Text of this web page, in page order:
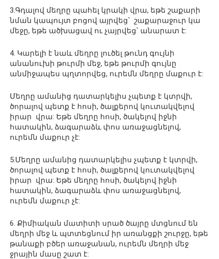
3.Գդալով մեղրը պահել կրակի վրա, եթե շաքարի
նման կապույտ բոցով այրվեց՝ շաքարաջուր կա
մեջը, եթե ածխացավ ու չայրվեց՝ անարատ է:
4. Կարելի է նաև մեղրը լուծել թունդ գույնի
անանուխի թուրմի մեջ, եթե թուրմի գույնը
անմիջապես պղտորվեց, ուրեմն մեղրը մաքուր է:
Մեղրը ամանից դատարկելիս չպետք է կտրվի,
ծորալով պետք է հոսի, ծալքերով կուտակվելով
իրար վրա: Եթե մեղրը հոսի, ծակելով իջնի
հատակին, ձագարաձև փոս առաջացնելով,
ուրեմն մաքուր չէ:
5.Մեղրը ամանից դատարկելիս չպետք է կտրվի,
ծորալով պետք է հոսի, ծալքերով կուտակվելով
իրար վրա: Եթե մեղրը հոսի, ծակելով իջնի
հատակին, ձագարաձև փոս առաջացնելով,
ուրեմն մաքուր չէ:
6. Քիմիական մատիտի սրած ծայրը մտցնում են
մեղրի մեջ և պտտեցնում իր առանցքի շուրջը, եթե
թանաքի բծեր առաջանան, ուրեմն մեղրի մեջ
ջրային մասը շատ է: